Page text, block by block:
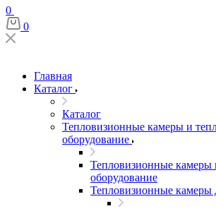
0
0
Главная
Каталог
Каталог
Тепловизионные камеры и
оборудование
Тепловизионные камеры
оборудование
Тепловизионные камеры